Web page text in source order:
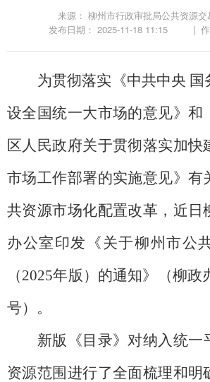
来源： 柳州市行政审批局公共资源
发布日期： 2025-11-18 11:15
|
为贯彻落实《中共中央 国
设全国统一大市场的意见》和
区人民政府关于贯彻落实加快
市场工作部署的实施意见》有
共资源市场化配置改革，近日
办公室印发《关于柳州市公
（2025年版）的通知》（柳政
号）。
新版《目录》对纳入统一
资源范围进行了全面梳理和明